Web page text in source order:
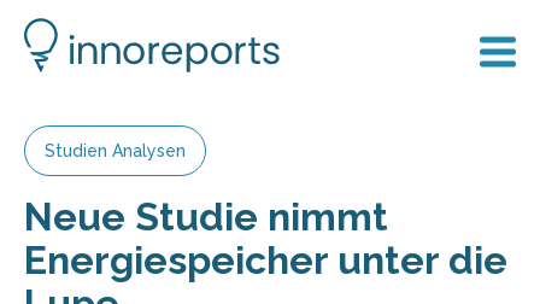
Studien Analysen
Neue Studie nimmt
Energiespeicher unter die